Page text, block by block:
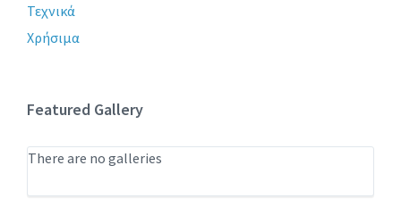
Τεχνικά
Χρήσιμα
Featured Gallery
There are no galleries